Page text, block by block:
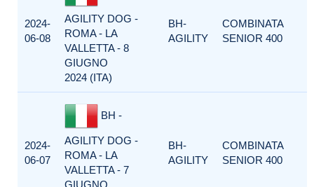
2024-
06-08
AGILITY DOG -
ROMA - LA
VALLETTA - 8
GIUGNO
2024 (ITA)
BH-
AGILITY
COMBINATA
SENIOR 400
2024-
06-07
BH -
AGILITY DOG -
ROMA - LA
VALLETTA - 7
GIUGNO
BH-
AGILITY
COMBINATA
SENIOR 400